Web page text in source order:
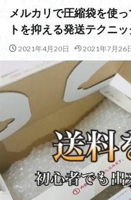
メルカリで圧縮袋を使
トを抑える発送テクニ
2021年4月20日 2021年7月26